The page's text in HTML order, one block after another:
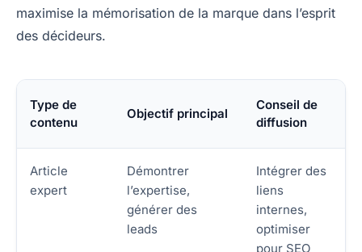
maximise la mémorisation de la marque dans l’esprit
des décideurs.
Type de
contenu
Objectif principal
Conseil de
diffusion
Article
expert
Démontrer
l’expertise,
générer des
leads
Intégrer des
liens
internes,
optimiser
pour SEO